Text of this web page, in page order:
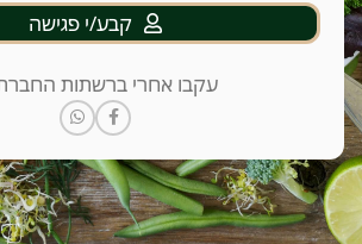
קבע/י פגישה
עקבו אחרי ברשתות